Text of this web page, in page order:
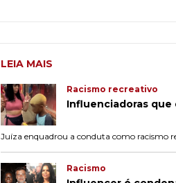
LEIA MAIS
Racismo recreativo
Influenciadoras que
Juíza enquadrou a conduta como racismo
Racismo